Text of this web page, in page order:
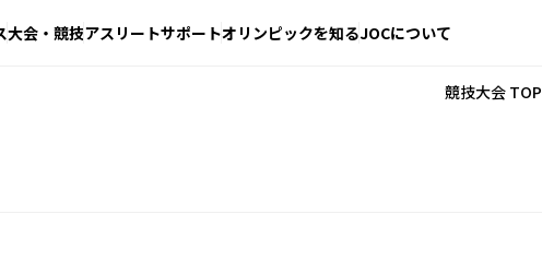
大会・競技アスリートサポートオリンピックを知るJOCについて
競技大会 TOP